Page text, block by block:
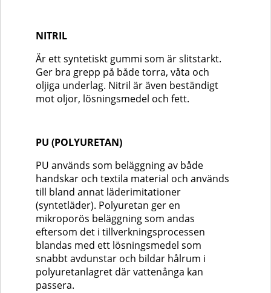
NITRIL
Är ett syntetiskt gummi som är slitstarkt.
Ger bra grepp på både torra, våta och
oljiga underlag. Nitril är även beständigt
mot oljor, lösningsmedel och fett.
PU (POLYURETAN)
PU används som beläggning av både
handskar och textila material och används
till bland annat läderimitationer
(syntetläder). Polyuretan ger en
mikroporös beläggning som andas
eftersom det i tillverkningsprocessen
blandas med ett lösningsmedel som
snabbt avdunstar och bildar hålrum i
polyuretanlagret där vattenånga kan
passera.